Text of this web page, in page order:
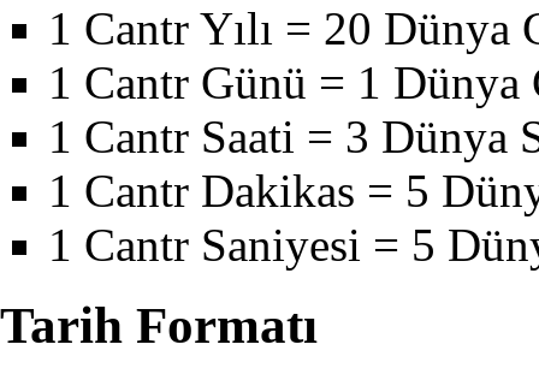
1 Cantr Yılı = 20 Dünya
1 Cantr Günü = 1 Dünya
1 Cantr Saati = 3 Dünya
1 Cantr Dakikas = 5
1 Cantr Saniyesi = 5
Tarih Formatı